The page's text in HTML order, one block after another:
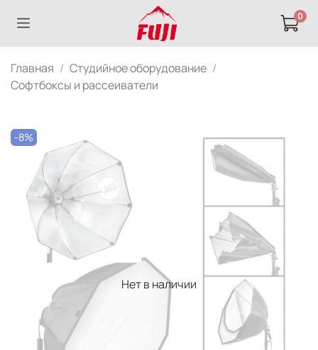
0
Главная
Студийное оборудование
Софтбоксы и рассеиватели
Нет в наличии
-8%